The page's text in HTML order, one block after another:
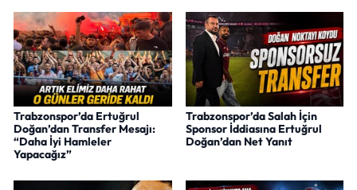
Trabzonspor’da Ertuğrul
Doğan’dan Transfer Mesajı:
“Daha İyi Hamleler
Yapacağız”
Trabzonspor’da Salah İçin
Sponsor İddiasına Ertuğrul
Doğan’dan Net Yanıt